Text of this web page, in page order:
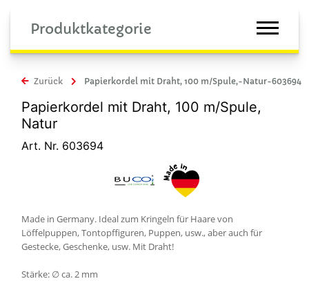
Produktkategorie
Zurück Papierkordel mit Draht, 100 m/Spule,-Natur-603694
Papierkordel mit Draht, 100 m/Spule,
Natur
Art. Nr. 603694
Made in Germany. Ideal zum Kringeln für Haare von
Löffelpuppen, Tontopffiguren, Puppen, usw., aber auch für
Gestecke, Geschenke, usw. Mit Draht!
Stärke: ∅ ca. 2 mm